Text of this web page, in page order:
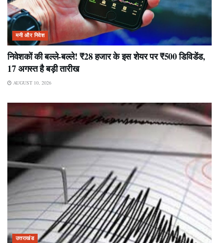
मनी और निवेश
निवेशकों की बल्ले-बल्ले! ₹28 हजार के इस शेयर पर ₹500 डिविडेंड,
17 अगस्त है बड़ी तारीख
AUGUST 10, 2026
उत्तराखंड